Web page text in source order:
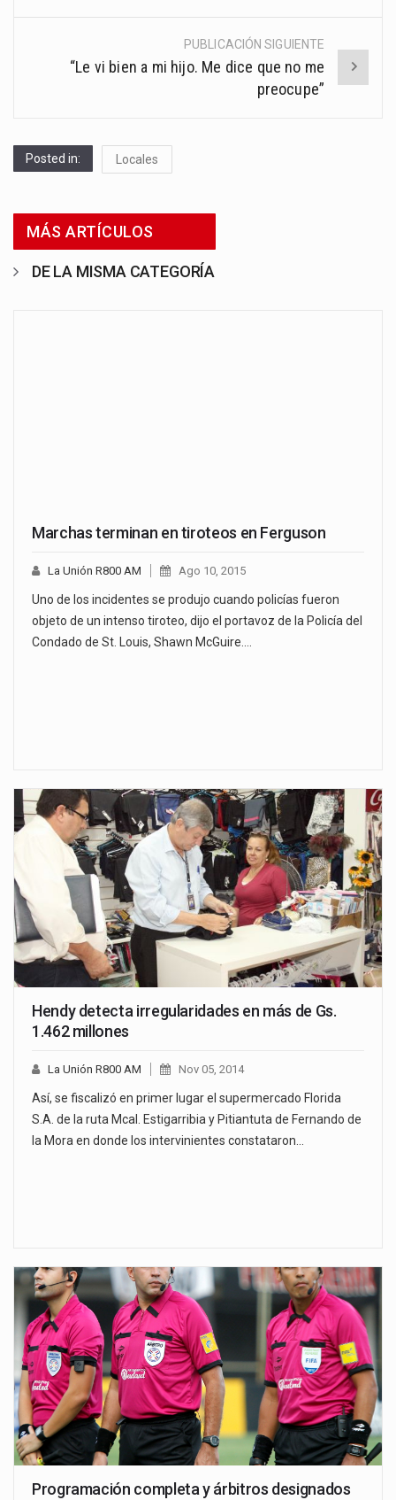
PUBLICACIÓN SIGUIENTE
“Le vi bien a mi hijo. Me dice que no me
preocupe”
Posted in: Locales
MÁS ARTÍCULOS
DE LA MISMA CATEGORÍA
Marchas terminan en tiroteos en Ferguson
La Unión R800 AM Ago 10, 2015
Uno de los incidentes se produjo cuando policías fueron
objeto de un intenso tiroteo, dijo el portavoz de la Policía del
Condado de St. Louis, Shawn McGuire.…
Hendy detecta irregularidades en más de Gs.
1.462 millones
La Unión R800 AM Nov 05, 2014
Así, se fiscalizó en primer lugar el supermercado Florida
S.A. de la ruta Mcal. Estigarribia y Pitiantuta de Fernando de
la Mora en donde los intervinientes constataron…
Programación completa y árbitros designados